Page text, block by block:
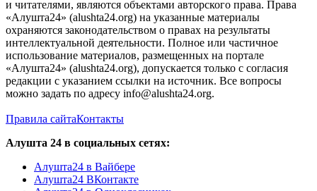
и читателями, являются объектами авторского права. Права
«Алушта24» (alushta24.org) на указанные материалы
охраняются законодательством о правах на результаты
интеллектуальной деятельности. Полное или частичное
использование материалов, размещенных на портале
«Алушта24» (alushta24.org), допускается только с согласия
редакции с указанием ссылки на источник. Все вопросы
можно задать по адресу info@alushta24.org.
Правила сайтаКонтакты
Алушта 24 в социальных сетях:
Алушта24 в Вайбере
Алушта24 ВКонтакте